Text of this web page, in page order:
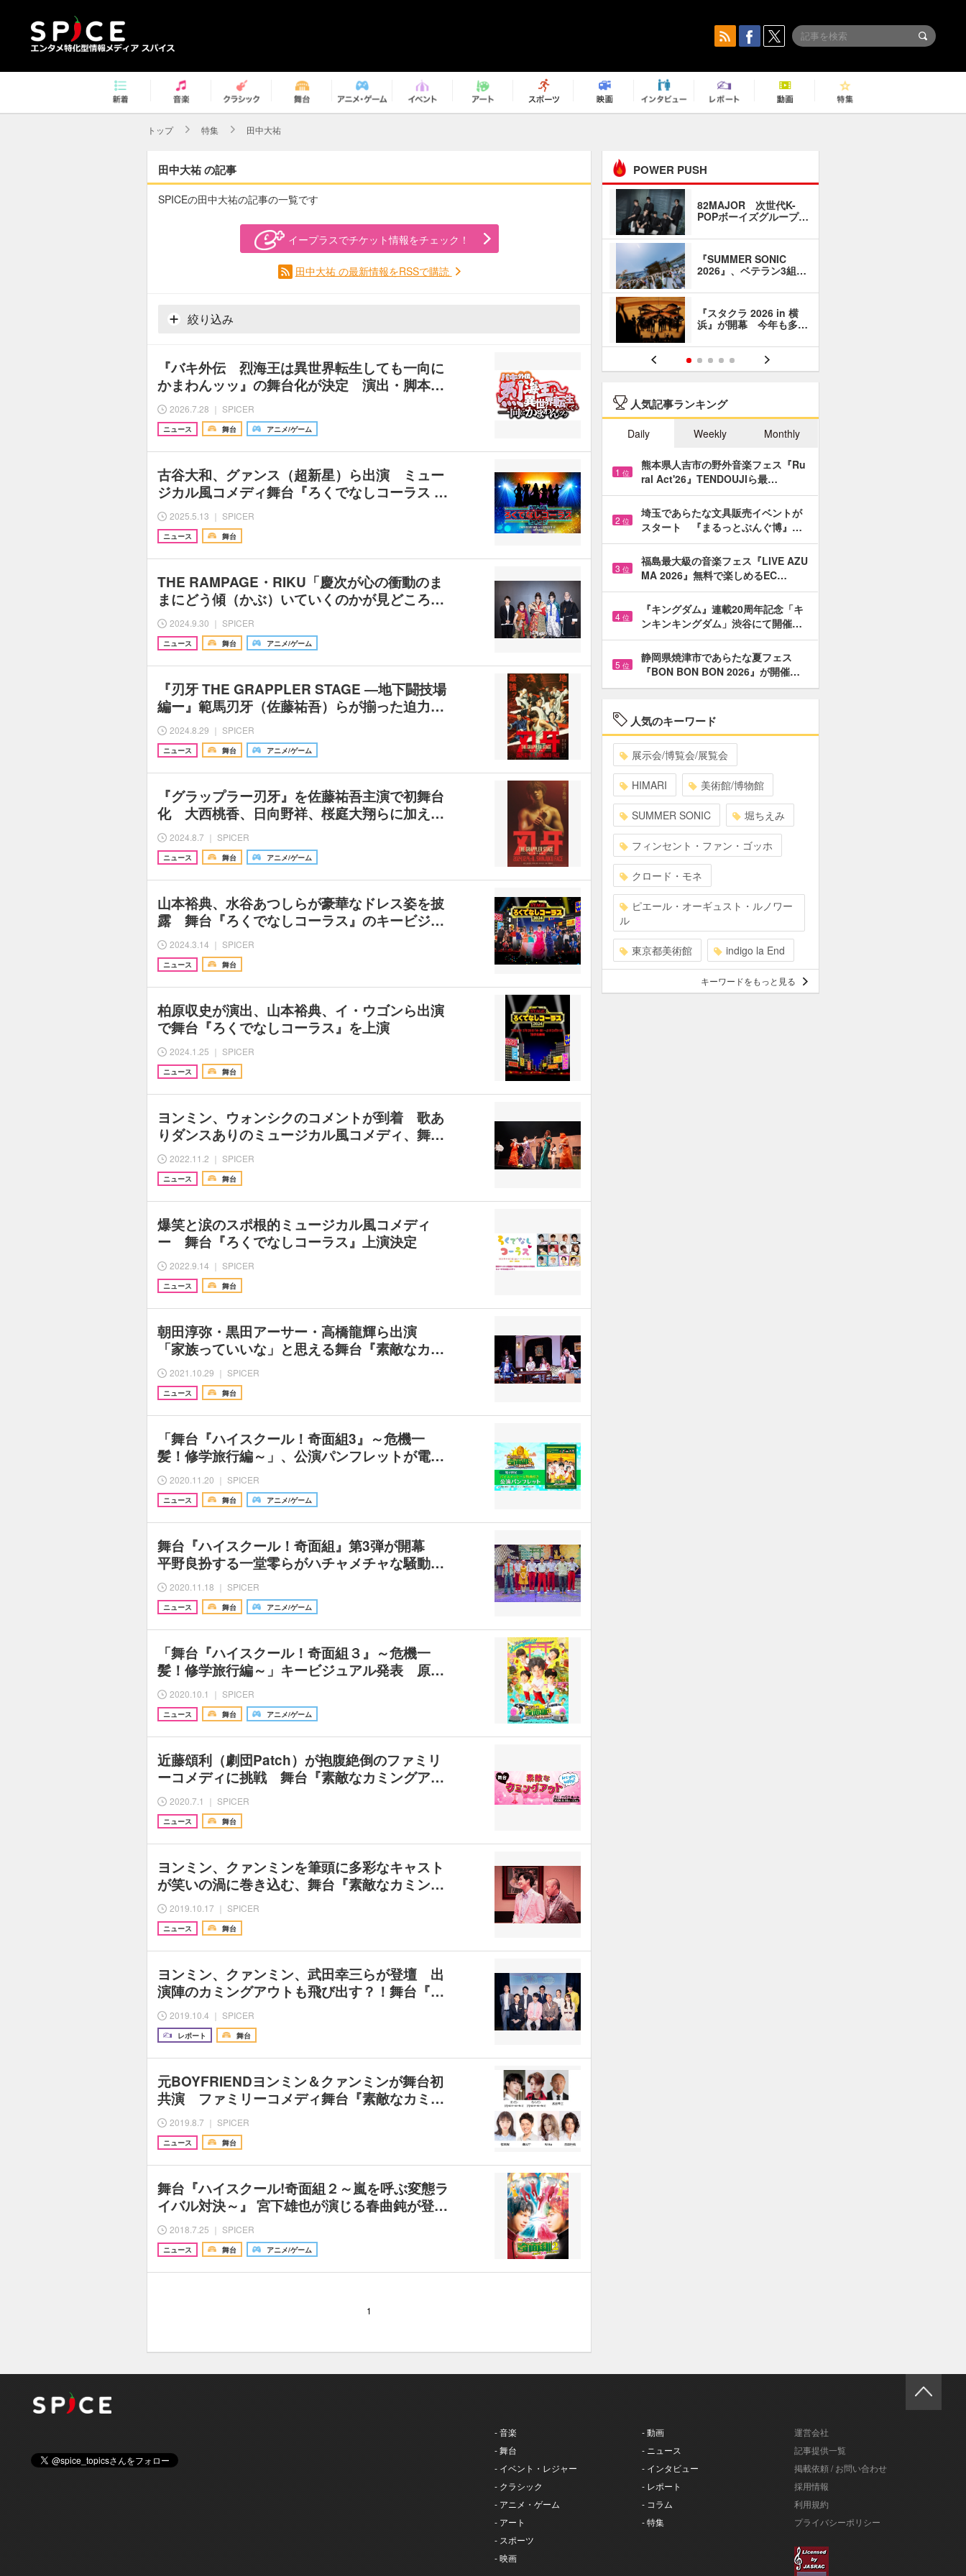
トップ 特集 田中大祐
田中大祐 の記事
SPICEの田中大祐の記事の一覧です
イープラスでチケット情報をチェック！
田中大祐 の最新情報をRSSで購読
絞り込み
『バキ外伝 烈海王は異世界転生しても一向に
かまわんッッ』の舞台化が決定 演出・脚本…
2026.7.28 ｜ SPICER
ニュース 舞台 アニメ/ゲーム
古谷大和、グァンス（超新星）ら出演 ミュー
ジカル風コメディ舞台『ろくでなしコーラス …
2025.5.13 ｜ SPICER
ニュース 舞台
THE RAMPAGE・RIKU「慶次が心の衝動のま
まにどう傾（かぶ）いていくのかが見どころ…
2024.9.30 ｜ SPICER
ニュース 舞台 アニメ/ゲーム
『刃牙 THE GRAPPLER STAGE ―地下闘技場
編ー』範馬刃牙（佐藤祐吾）らが揃った迫力…
2024.8.29 ｜ SPICER
ニュース 舞台 アニメ/ゲーム
『グラップラー刃牙』を佐藤祐吾主演で初舞台
化 大西桃香、日向野祥、桜庭大翔らに加え…
2024.8.7 ｜ SPICER
ニュース 舞台 アニメ/ゲーム
山本裕典、水谷あつしらが豪華なドレス姿を披
露 舞台『ろくでなしコーラス』のキービジ…
2024.3.14 ｜ SPICER
ニュース 舞台
柏原収史が演出、山本裕典、イ・ウゴンら出演
で舞台『ろくでなしコーラス』を上演
2024.1.25 ｜ SPICER
ニュース 舞台
ヨンミン、ウォンシクのコメントが到着 歌あ
りダンスありのミュージカル風コメディ、舞…
2022.11.2 ｜ SPICER
ニュース 舞台
爆笑と涙のスポ根的ミュージカル風コメディ
ー 舞台『ろくでなしコーラス』上演決定
2022.9.14 ｜ SPICER
ニュース 舞台
朝田淳弥・黒田アーサー・高橋龍輝ら出演
「家族っていいな」と思える舞台『素敵なカ…
2021.10.29 ｜ SPICER
ニュース 舞台
「舞台『ハイスクール！奇面組3』～危機一
髪！修学旅行編～」、公演パンフレットが電…
2020.11.20 ｜ SPICER
ニュース 舞台 アニメ/ゲーム
舞台『ハイスクール！奇面組』第3弾が開幕
平野良扮する一堂零らがハチャメチャな騒動…
2020.11.18 ｜ SPICER
ニュース 舞台 アニメ/ゲーム
「舞台『ハイスクール！奇面組３』～危機一
髪！修学旅行編～」キービジュアル発表 原…
2020.10.1 ｜ SPICER
ニュース 舞台 アニメ/ゲーム
近藤頌利（劇団Patch）が抱腹絶倒のファミリ
ーコメディに挑戦 舞台『素敵なカミングア…
2020.7.1 ｜ SPICER
ニュース 舞台
ヨンミン、クァンミンを筆頭に多彩なキャスト
が笑いの渦に巻き込む、舞台『素敵なカミン…
2019.10.17 ｜ SPICER
ニュース 舞台
ヨンミン、クァンミン、武田幸三らが登壇 出
演陣のカミングアウトも飛び出す？！舞台『…
2019.10.4 ｜ SPICER
レポート 舞台
元BOYFRIENDヨンミン＆クァンミンが舞台初
共演 ファミリーコメディ舞台『素敵なカミ…
2019.8.7 ｜ SPICER
ニュース 舞台
舞台『ハイスクール!奇面組２～嵐を呼ぶ変態ラ
イバル対決～』 宮下雄也が演じる春曲鈍が登…
2018.7.25 ｜ SPICER
ニュース 舞台 アニメ/ゲーム
1
POWER PUSH
82MAJOR 次世代K-
POPボーイズグループ…
『SUMMER SONIC
2026』、ベテラン3組…
『スタクラ 2026 in 横
浜』が開幕 今年も多…
人気記事ランキング
Daily Weekly Monthly
1 位
熊本県人吉市の野外音楽フェス『Ru
ral Act'26』TENDOUJIら最…
2 位
埼玉であらたな文具販売イベントが
スタート 『まるっとぶんぐ博』…
3 位
福島最大級の音楽フェス『LIVE AZU
MA 2026』無料で楽しめるEC…
4 位
『キングダム』連載20周年記念「キ
ンキンキングダム」渋谷にて開催…
5 位
静岡県焼津市であらたな夏フェス
『BON BON BON 2026』が開催…
人気のキーワード
展示会/博覧会/展覧会
HIMARI 美術館/博物館
SUMMER SONIC 堀ちえみ
フィンセント・ファン・ゴッホ
クロード・モネ
ピエール・オーギュスト・ルノワー
ル
東京都美術館 indigo la End
キーワードをもっと見る
- 音楽
- 舞台
- イベント・レジャー
- クラシック
- アニメ・ゲーム
- アート
- スポーツ
- 映画
- 動画
- ニュース
- インタビュー
- レポート
- コラム
- 特集
運営会社
記事提供一覧
掲載依頼 / お問い合わせ
採用情報
利用規約
プライバシーポリシー